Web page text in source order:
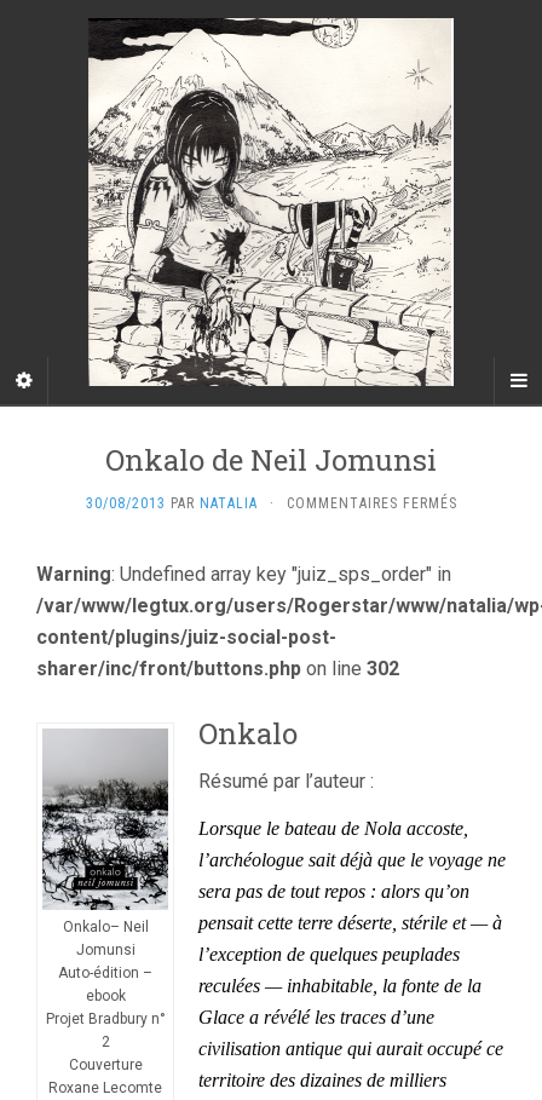
Onkalo de Neil Jomunsi
30/08/2013 PAR NATALIA · COMMENTAIRES FERMÉSSUR
JOMUNSI
Warning: Undefined array key "juiz_sps_order" in
/var/www/legtux.org/users/Rogerstar/www/natalia/
content/plugins/juiz-social-post-
sharer/inc/front/buttons.php on line 302
Onkalo– Neil
Jomunsi
Auto-édition –
ebook
Projet Bradbury n°
2
Couverture
Roxane Lecomte
Onkalo
Résumé par l’auteur :
Lorsque le bateau de Nola accoste,
l’archéologue sait déjà que le voyage ne
sera pas de tout repos : alors qu’on
pensait cette terre déserte, stérile et — à
l’exception de quelques peuplades
reculées — inhabitable, la fonte de la
Glace a révélé les traces d’une
civilisation antique qui aurait occupé ce
territoire des dizaines de milliers